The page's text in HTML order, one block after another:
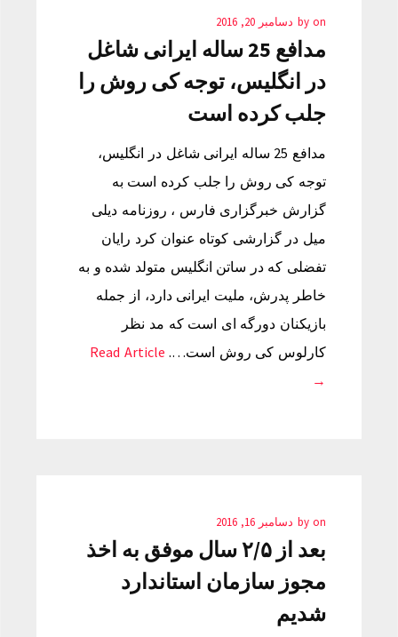
by on دسامبر 20, 2016
مدافع 25 ساله ایرانی شاغل
در انگلیس، توجه کی روش را
جلب کرده است
مدافع 25 ساله ایرانی شاغل در انگلیس،
توجه کی روش را جلب کرده است به
گزارش خبرگزاری فارس ، روزنامه دیلی
میل در گزارشی کوتاه عنوان کرد رایان
تفضلی که در ساتن انگلیس متولد شده و به
خاطر پدرش، ملیت ایرانی دارد، از جمله
بازیکنان دورگه ای است که مد نظر
کارلوس کی روش است…. Read Article
→
by on دسامبر 16, 2016
بعد از ۲/۵ سال موفق به اخذ
مجوز سازمان استاندارد
شدیم